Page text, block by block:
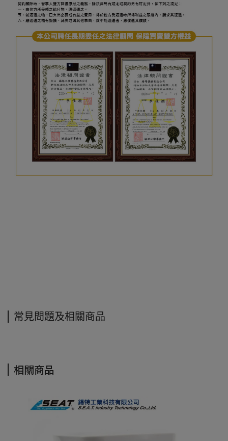
常見問題及相關商品
相關商品